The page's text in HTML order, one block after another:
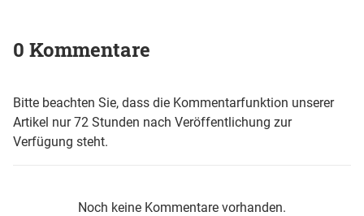
0 Kommentare
Bitte beachten Sie, dass die Kommentarfunktion unserer
Artikel nur 72 Stunden nach Veröffentlichung zur
Verfügung steht.
Noch keine Kommentare vorhanden.